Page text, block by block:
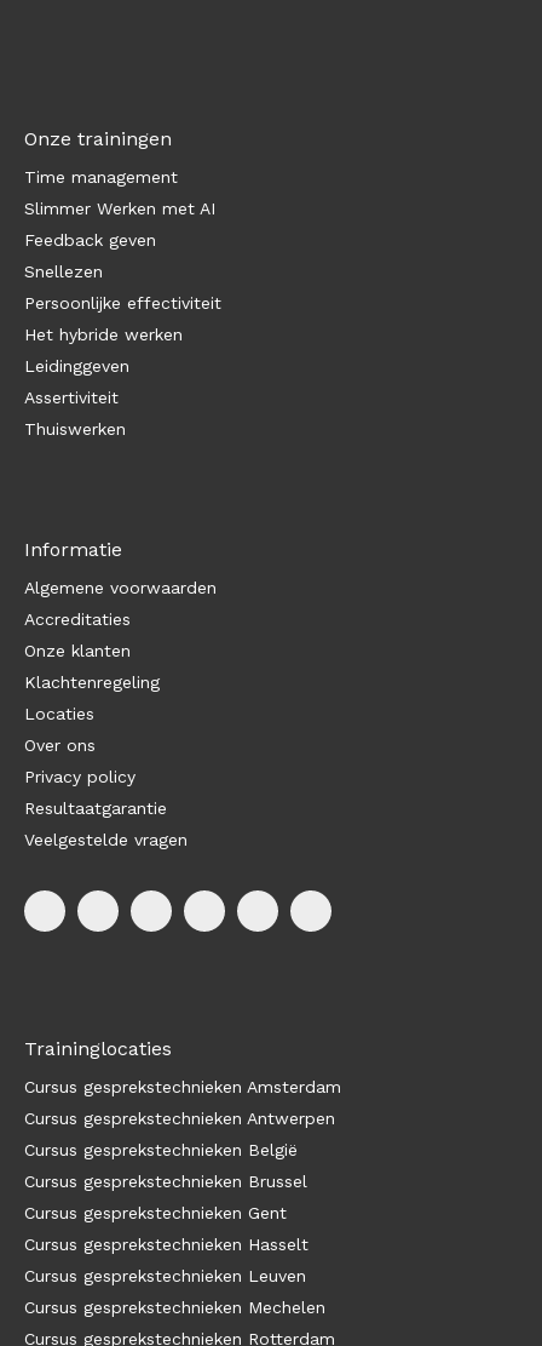
Onze trainingen
Time management
Slimmer Werken met AI
Feedback geven
Snellezen
Persoonlijke effectiviteit
Het hybride werken
Leidinggeven
Assertiviteit
Thuiswerken
Informatie
Algemene voorwaarden
Accreditaties
Onze klanten
Klachtenregeling
Locaties
Over ons
Privacy policy
Resultaatgarantie
Veelgestelde vragen
Traininglocaties
Cursus gesprekstechnieken Amsterdam
Cursus gesprekstechnieken Antwerpen
Cursus gesprekstechnieken België
Cursus gesprekstechnieken Brussel
Cursus gesprekstechnieken Gent
Cursus gesprekstechnieken Hasselt
Cursus gesprekstechnieken Leuven
Cursus gesprekstechnieken Mechelen
Cursus gesprekstechnieken Rotterdam